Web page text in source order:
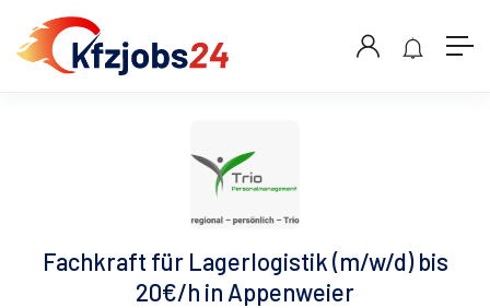
Fachkraft für Lagerlogistik (m/w/d) bis
20€/h in Appenweier